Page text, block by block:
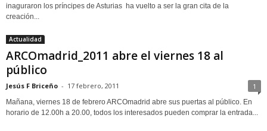
inaguraron los príncipes de Asturias ha vuelto a ser la gran cita de la
creación...
Actualidad
ARCOmadrid_2011 abre el viernes 18 al
público
Jesús F Briceño - 17 febrero, 2011 1
Mañana, viernes 18 de febrero ARCOmadrid abre sus puertas al público. En
horario de 12.00h a 20.00, todos los interesados pueden comprar la entrada...